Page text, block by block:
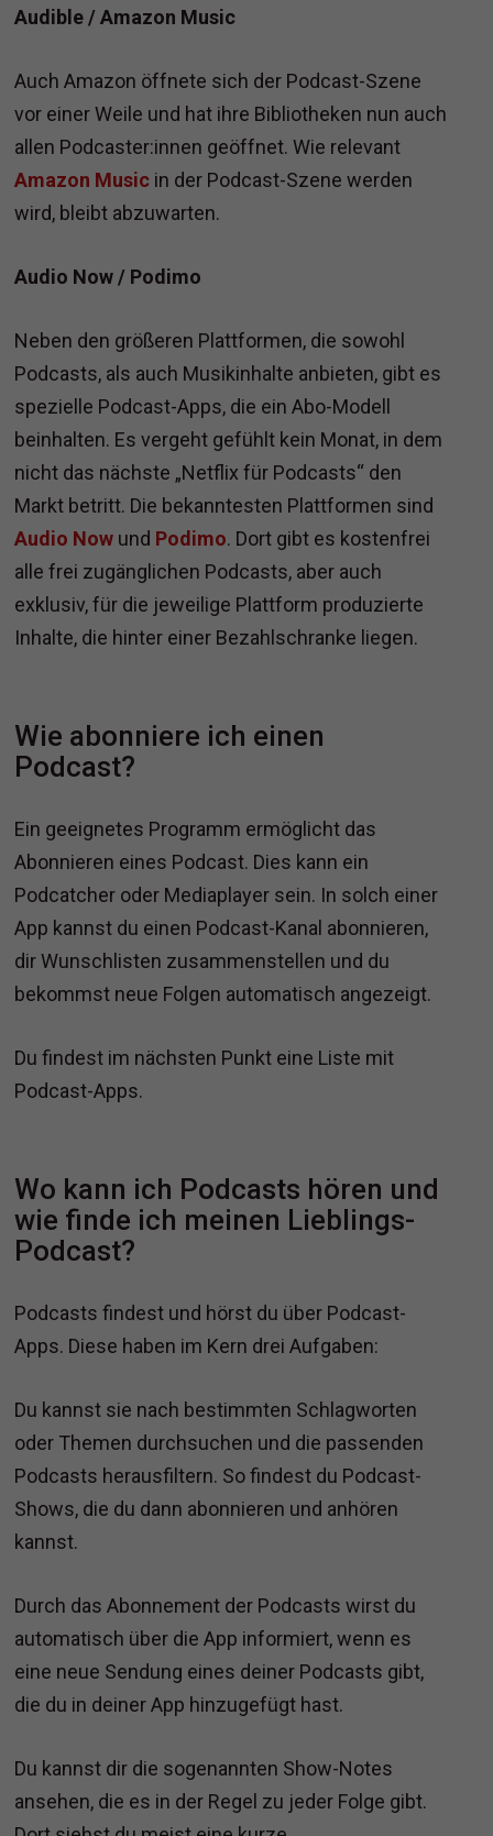
Audible / Amazon Music
Auch Amazon öffnete sich der Podcast-Szene
vor einer Weile und hat ihre Bibliotheken nun auch
allen Podcaster:innen geöffnet. Wie relevant
Amazon Music in der Podcast-Szene werden
wird, bleibt abzuwarten.
Audio Now / Podimo
Neben den größeren Plattformen, die sowohl
Podcasts, als auch Musikinhalte anbieten, gibt es
spezielle Podcast-Apps, die ein Abo-Modell
beinhalten. Es vergeht gefühlt kein Monat, in dem
nicht das nächste „Netflix für Podcasts“ den
Markt betritt. Die bekanntesten Plattformen sind
Audio Now und Podimo. Dort gibt es kostenfrei
alle frei zugänglichen Podcasts, aber auch
exklusiv, für die jeweilige Plattform produzierte
Inhalte, die hinter einer Bezahlschranke liegen.
Wie abonniere ich einen
Podcast?
Ein geeignetes Programm ermöglicht das
Abonnieren eines Podcast. Dies kann ein
Podcatcher oder Mediaplayer sein. In solch einer
App kannst du einen Podcast-Kanal abonnieren,
dir Wunschlisten zusammenstellen und du
bekommst neue Folgen automatisch angezeigt.
Du findest im nächsten Punkt eine Liste mit
Podcast-Apps.
Wo kann ich Podcasts hören und
wie finde ich meinen Lieblings-
Podcast?
Podcasts findest und hörst du über Podcast-
Apps. Diese haben im Kern drei Aufgaben:
Du kannst sie nach bestimmten Schlagworten
oder Themen durchsuchen und die passenden
Podcasts herausfiltern. So findest du Podcast-
Shows, die du dann abonnieren und anhören
kannst.
Durch das Abonnement der Podcasts wirst du
automatisch über die App informiert, wenn es
eine neue Sendung eines deiner Podcasts gibt,
die du in deiner App hinzugefügt hast.
Du kannst dir die sogenannten Show-Notes
ansehen, die es in der Regel zu jeder Folge gibt.